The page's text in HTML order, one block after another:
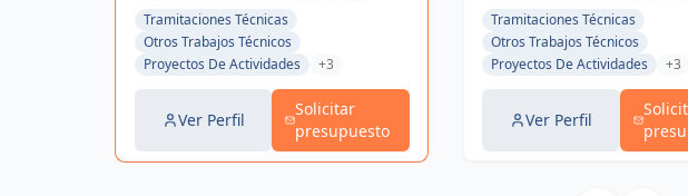
Arquitectura e
Ingeniería con una
trayectoria sólida y
Barcelona, España, España
Tramitaciones Técnicas
Otros Trabajos Técnicos
Proyectos De Actividades
+3
Ver Perfil
Solicitar
presupuesto
SERVICIOS, S.L.
BARCELONA, ESPAÑA,
Tramitaciones Técnicas
Otros Trabajos Técnicos
Proyectos De Actividades
+3
Ver Perfil